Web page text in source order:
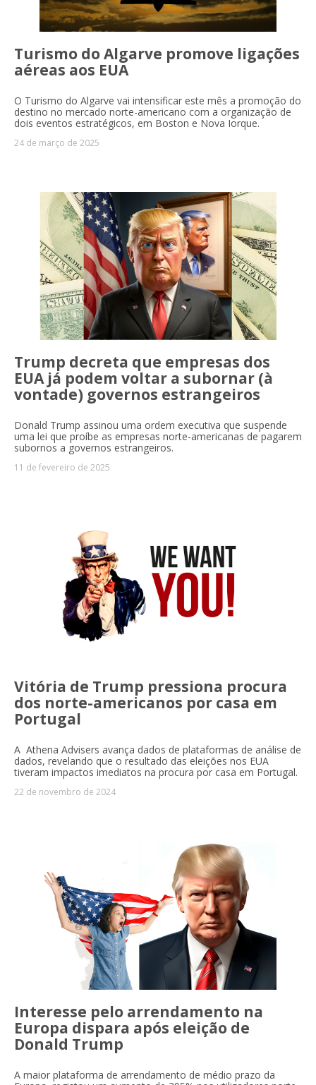
Turismo do Algarve promove ligações
aéreas aos EUA
O Turismo do Algarve vai intensificar este mês a promoção do
destino no mercado norte-americano com a organização de
dois eventos estratégicos, em Boston e Nova Iorque.
24 de março de 2025
Trump decreta que empresas dos
EUA já podem voltar a subornar (à
vontade) governos estrangeiros
Donald Trump assinou uma ordem executiva que suspende
uma lei que proíbe as empresas norte-americanas de pagarem
subornos a governos estrangeiros.
11 de fevereiro de 2025
Vitória de Trump pressiona procura
dos norte-americanos por casa em
Portugal
A Athena Advisers avança dados de plataformas de análise de
dados, revelando que o resultado das eleições nos EUA
tiveram impactos imediatos na procura por casa em Portugal.
22 de novembro de 2024
Interesse pelo arrendamento na
Europa dispara após eleição de
Donald Trump
A maior plataforma de arrendamento de médio prazo da